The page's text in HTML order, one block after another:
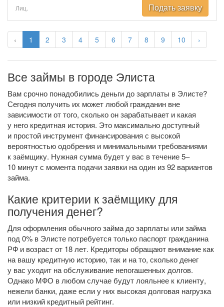
‹ 1 2 3 4 5 6 7 8 9 10 ›
Лиц. Подать заявку
Все займы в городе Элиста
Вам срочно понадобились деньги до зарплаты в Элисте?
Сегодня получить их может любой гражданин вне
зависимости от того, сколько он зарабатывает и какая
у него кредитная история. Это максимально доступный
и простой инструмент финансирования с высокой
вероятностью одобрения и минимальными требованиями
к заёмщику. Нужная сумма будет у вас в течение 5–
10 минут с момента подачи заявки на один из 92 вариантов
займа.
Какие критерии к заёмщику для
получения денег?
Для оформления обычного займа до зарплаты или займа
под 0% в Элисте потребуется только паспорт гражданина
РФ и возраст от 18 лет. Кредиторы обращают внимание как
на вашу кредитную историю, так и на то, сколько денег
у вас уходит на обслуживание непогашенных долгов.
Однако МФО в любом случае будут лояльнее к клиенту,
нежели банки, даже если у них высокая долговая нагрузка
или низкий кредитный рейтинг.